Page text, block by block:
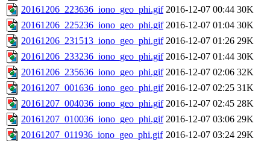
20161206_223636_iono_geo_phi.gif 2016-12-07 00:44 30K
20161206_225236_iono_geo_phi.gif 2016-12-07 01:04 30K
20161206_231513_iono_geo_phi.gif 2016-12-07 01:26 29K
20161206_233236_iono_geo_phi.gif 2016-12-07 01:44 30K
20161206_235636_iono_geo_phi.gif 2016-12-07 02:06 32K
20161207_001636_iono_geo_phi.gif 2016-12-07 02:25 31K
20161207_004036_iono_geo_phi.gif 2016-12-07 02:45 28K
20161207_010036_iono_geo_phi.gif 2016-12-07 03:06 29K
20161207_011936_iono_geo_phi.gif 2016-12-07 03:24 29K